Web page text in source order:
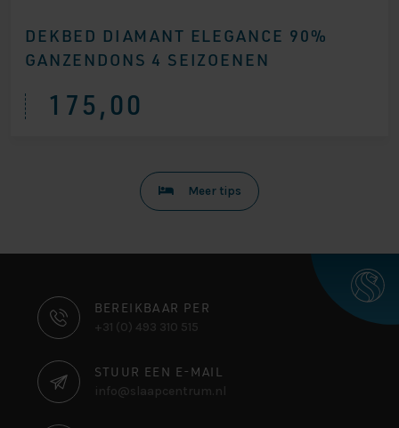
DEKBED DIAMANT ELEGANCE 90%
GANZENDONS 4 SEIZOENEN
175,00
Meer tips
CONTACT
INFORMATIE
BEREIKBAAR PER
+31 (0) 493 310 515
STUUR EEN E-MAIL
info@slaapcentrum.nl